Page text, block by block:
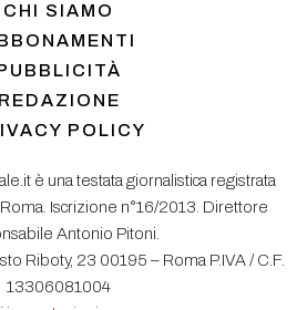
CHI SIAMO
REDAZIONE
POLICY
è una testata giornalistica registrata
Iscrizione n°16/2013. Direttore
Antonio Pitoni.
Riboty, 23 00195 – Roma P.IVA / C.F.
13306081004